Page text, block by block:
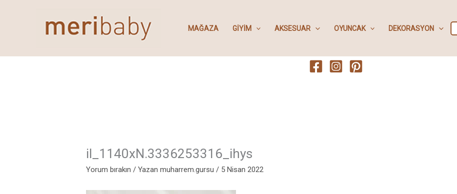
MAĞAZA GIYIM AKSESUAR OYUNCAK DEKORASYON
il_1140xN.3336253316_ihys
Yorum bırakın / Yazan muharrem.gursu/ 5 Nisan 2022